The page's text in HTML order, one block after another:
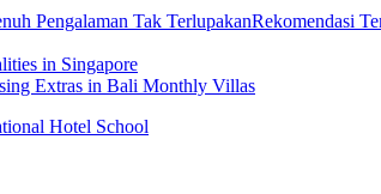
Rekomendasi
in Singapore
Extras in Bali Monthly Villas